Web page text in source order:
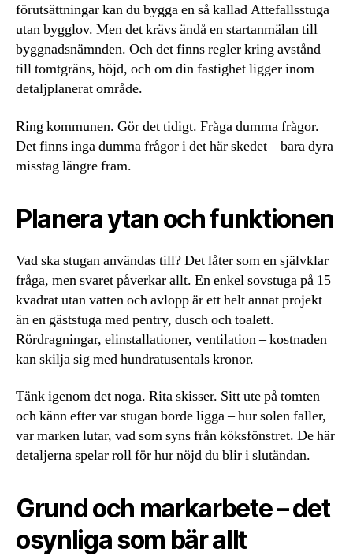
förutsättningar kan du bygga en så kallad Attefallsstuga
utan bygglov. Men det krävs ändå en startanmälan till
byggnadsnämnden. Och det finns regler kring avstånd
till tomtgräns, höjd, och om din fastighet ligger inom
detaljplanerat område.
Ring kommunen. Gör det tidigt. Fråga dumma frågor.
Det finns inga dumma frågor i det här skedet – bara dyra
misstag längre fram.
Planera ytan och funktionen
Vad ska stugan användas till? Det låter som en självklar
fråga, men svaret påverkar allt. En enkel sovstuga på 15
kvadrat utan vatten och avlopp är ett helt annat projekt
än en gäststuga med pentry, dusch och toalett.
Rördragningar, elinstallationer, ventilation – kostnaden
kan skilja sig med hundratusentals kronor.
Tänk igenom det noga. Rita skisser. Sitt ute på tomten
och känn efter var stugan borde ligga – hur solen faller,
var marken lutar, vad som syns från köksfönstret. De här
detaljerna spelar roll för hur nöjd du blir i slutändan.
Grund och markarbete – det
osynliga som bär allt